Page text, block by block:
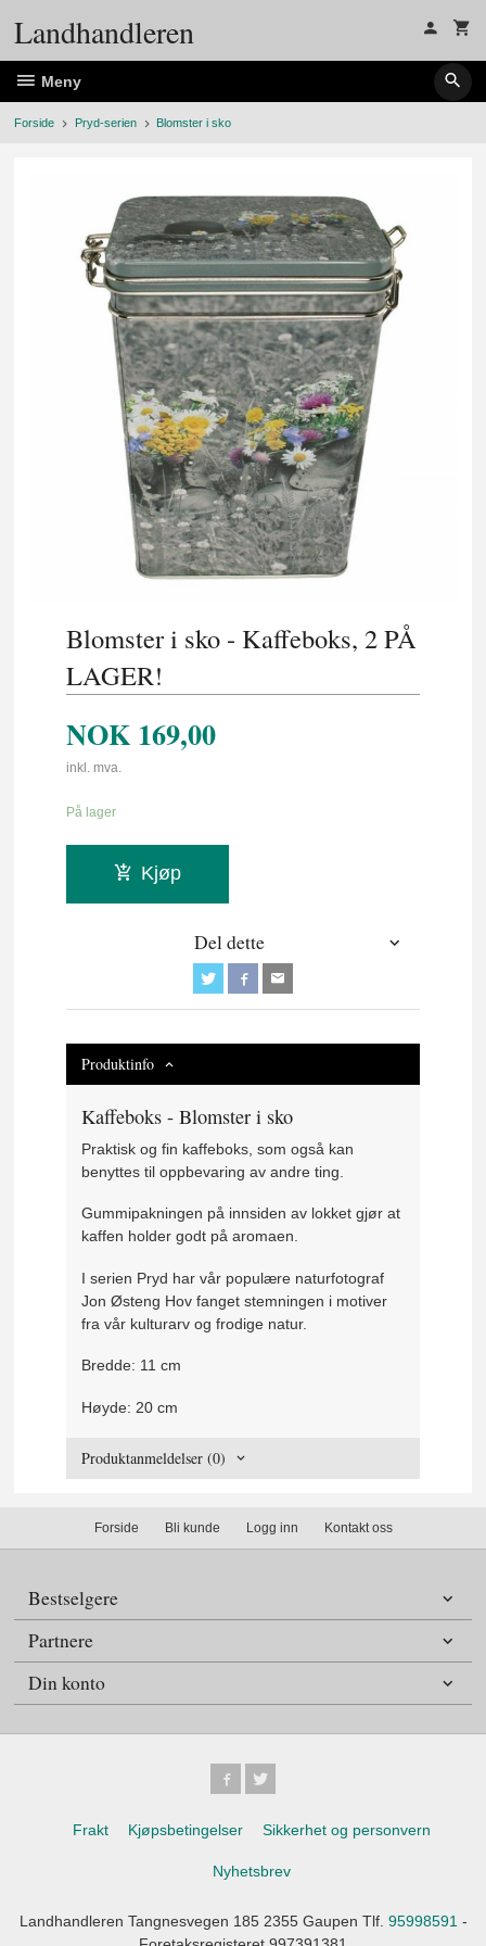
Landhandleren
Meny
Forside Pryd-serien Blomster i sko
Blomster i sko - Kaffeboks, 2 PÅ
LAGER!
NOK 169,00
inkl. mva.
På lager
Kjøp
Del dette
Produktinfo
Kaffeboks - Blomster i sko
Praktisk og fin kaffeboks, som også kan
benyttes til oppbevaring av andre ting.
Gummipakningen på innsiden av lokket gjør at
kaffen holder godt på aromaen.
I serien Pryd har vår populære naturfotograf
Jon Østeng Hov fanget stemningen i motiver
fra vår kulturarv og frodige natur.
Bredde: 11 cm
Høyde: 20 cm
Produktanmeldelser (0)
Forside Bli kunde Logg inn Kontakt oss
Bestselgere
Partnere
Din konto
Frakt Kjøpsbetingelser Sikkerhet og personvern
Nyhetsbrev
Landhandleren Tangnesvegen 185 2355 Gaupen Tlf. 95998591 -